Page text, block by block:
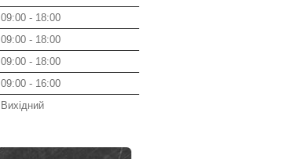
09:00
18:00
09:00
18:00
09:00
18:00
09:00
16:00
Вихідний